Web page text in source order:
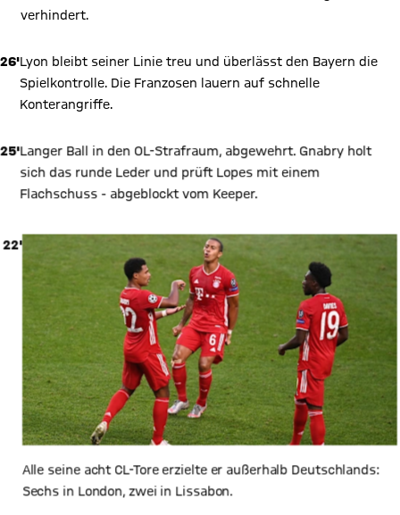
verhindert.
26'Lyon bleibt seiner Linie treu und überlässt den Bayern die
Spielkontrolle. Die Franzosen lauern auf schnelle
Konterangriffe.
25'Langer Ball in den OL-Strafraum, abgewehrt. Gnabry holt
sich das runde Leder und prüft Lopes mit einem
Flachschuss - abgeblockt vom Keeper.
22'
Alle seine acht CL-Tore erzielte er außerhalb Deutschlands:
Sechs in London, zwei in Lissabon.